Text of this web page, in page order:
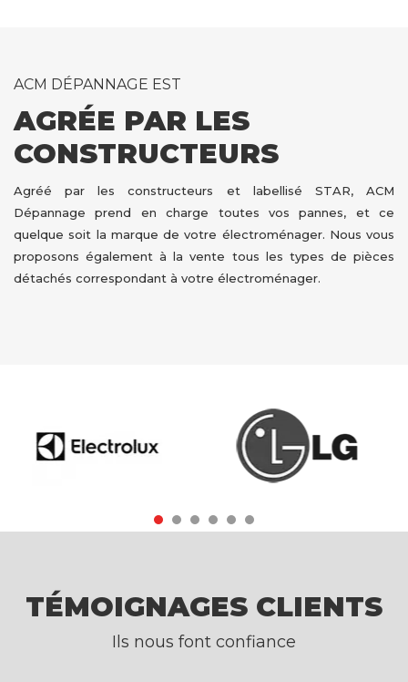
ACM DÉPANNAGE EST
AGRÉE PAR LES
CONSTRUCTEURS
Agréé par les constructeurs et labellisé STAR, ACM
Dépannage prend en charge toutes vos pannes, et ce
quelque soit la marque de votre électroménager. Nous vous
proposons également à la vente tous les types de pièces
détachés correspondant à votre électroménager.
TÉMOIGNAGES CLIENTS
Ils nous font confiance